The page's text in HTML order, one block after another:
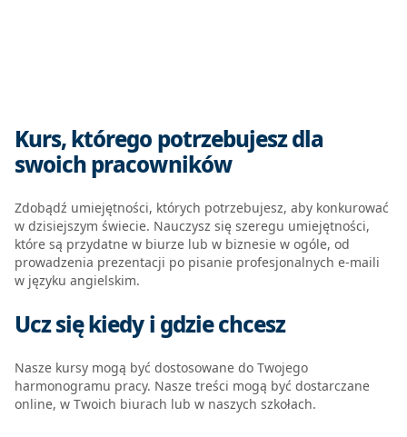
Kurs, którego potrzebujesz dla
swoich pracowników
Zdobądź umiejętności, których potrzebujesz, aby konkurować
w dzisiejszym świecie. Nauczysz się szeregu umiejętności,
które są przydatne w biurze lub w biznesie w ogóle, od
prowadzenia prezentacji po pisanie profesjonalnych e-maili
w języku angielskim.
Ucz się kiedy i gdzie chcesz
Nasze kursy mogą być dostosowane do Twojego
harmonogramu pracy. Nasze treści mogą być dostarczane
online, w Twoich biurach lub w naszych szkołach.